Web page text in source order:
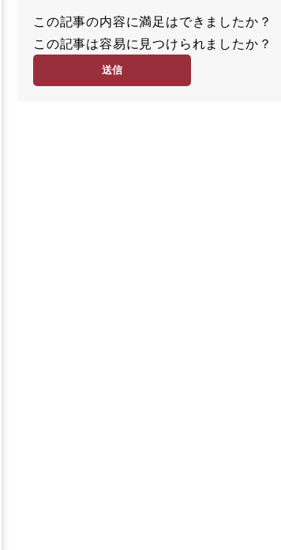
満
足
この記事の内容に満足はできましたか？
容
度
この記事は容易に見つけられましたか？